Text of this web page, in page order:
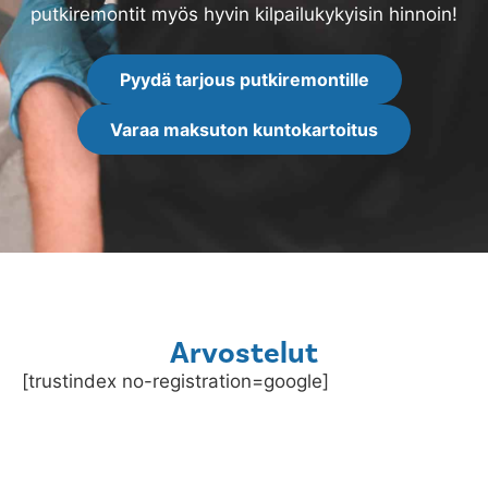
putkiremontit myös hyvin kilpailukykyisin hinnoin!
Pyydä tarjous putkiremontille
Varaa maksuton kuntokartoitus
Arvostelut
[trustindex no-registration=google]